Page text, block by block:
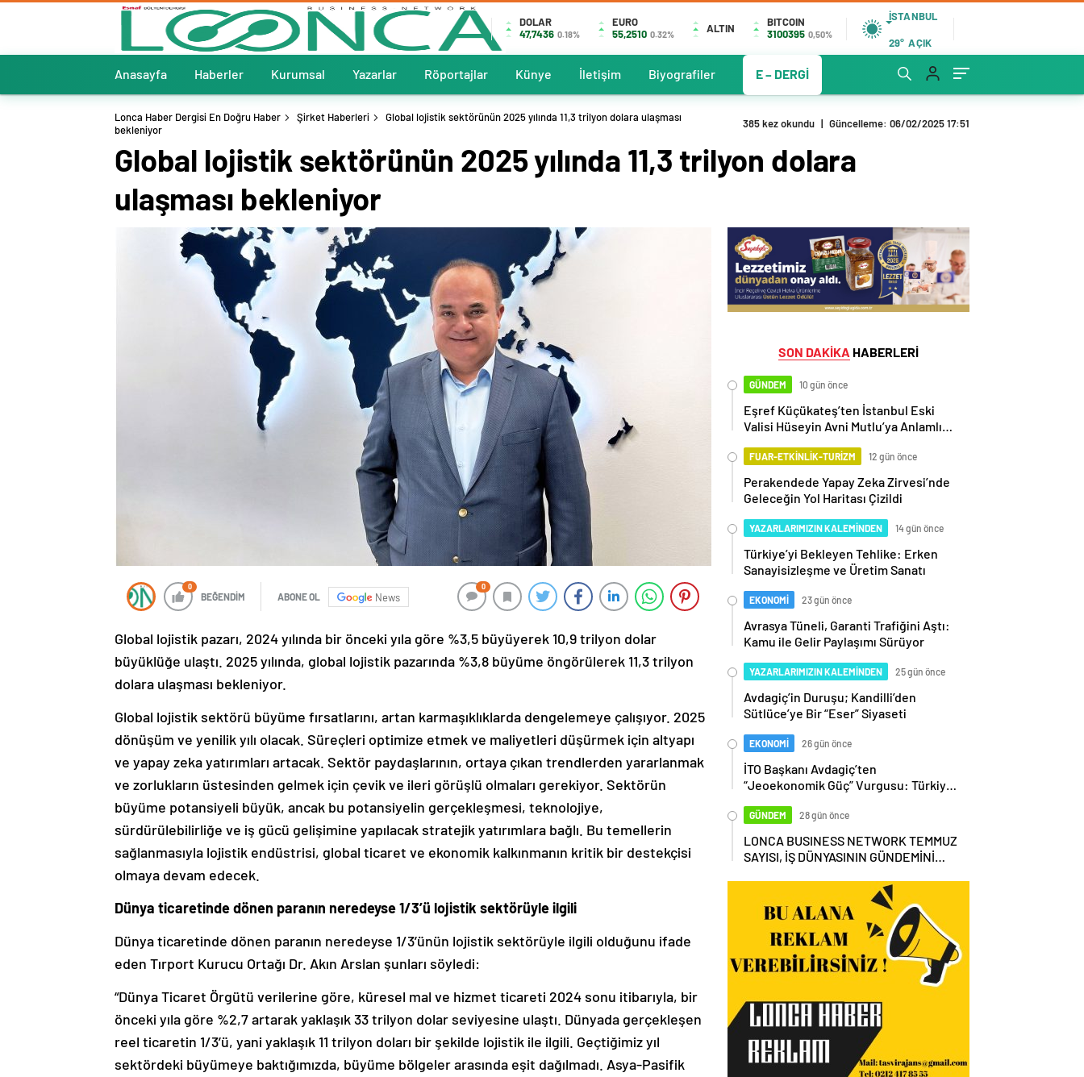
DOLAR
47,7436 0.18%
EURO
55,2510 0.32% ALTIN
BITCOIN
3100395 0,50%
İSTANBUL
29° AÇIK
Anasayfa Haberler Kurumsal Yazarlar Röportajlar Künye İletişim Biyografiler E – DERGİ
Lonca Haber Dergisi En Doğru Haber Şirket Haberleri
Global lojistik sektörünün 2025 yılında 11,3 trilyon dolara ulaşması
bekleniyor
385 kez okundu | Güncelleme: 06/02/2025 17:51
Global lojistik sektörünün 2025 yılında 11,3 trilyon dolara
ulaşması bekleniyor
0
BEĞENDİM ABONE OL News
0
Global lojistik pazarı, 2024 yılında bir önceki yıla göre %3,5 büyüyerek 10,9 trilyon dolar
büyüklüğe ulaştı. 2025 yılında, global lojistik pazarında %3,8 büyüme öngörülerek 11,3 trilyon
dolara ulaşması bekleniyor.
Global lojistik sektörü büyüme fırsatlarını, artan karmaşıklıklarda dengelemeye çalışıyor. 2025
dönüşüm ve yenilik yılı olacak. Süreçleri optimize etmek ve maliyetleri düşürmek için altyapı
ve yapay zeka yatırımları artacak. Sektör paydaşlarının, ortaya çıkan trendlerden yararlanmak
ve zorlukların üstesinden gelmek için çevik ve ileri görüşlü olmaları gerekiyor. Sektörün
büyüme potansiyeli büyük, ancak bu potansiyelin gerçekleşmesi, teknolojiye,
sürdürülebilirliğe ve iş gücü gelişimine yapılacak stratejik yatırımlara bağlı. Bu temellerin
sağlanmasıyla lojistik endüstrisi, global ticaret ve ekonomik kalkınmanın kritik bir destekçisi
olmaya devam edecek.
Dünya ticaretinde dönen paranın neredeyse 1/3’ü lojistik sektörüyle ilgili
Dünya ticaretinde dönen paranın neredeyse 1/3’ünün lojistik sektörüyle ilgili olduğunu ifade
eden Tırport Kurucu Ortağı Dr. Akın Arslan şunları söyledi:
“Dünya Ticaret Örgütü verilerine göre, küresel mal ve hizmet ticareti 2024 sonu itibarıyla, bir
önceki yıla göre %2,7 artarak yaklaşık 33 trilyon dolar seviyesine ulaştı. Dünyada gerçekleşen
reel ticaretin 1/3’ü, yani yaklaşık 11 trilyon doları bir şekilde lojistik ile ilgili. Geçtiğimiz yıl
sektördeki büyümeye baktığımızda, büyüme bölgeler arasında eşit dağılmadı. Asya-Pasifik
SON DAKİKA HABERLERİ
GÜNDEM 10 gün önce
Eşref Küçükateş’ten İstanbul Eski
Valisi Hüseyin Avni Mutlu’ya Anlamlı
FUAR-ETKİNLİK-TURİZM 12 gün önce
Perakendede Yapay Zeka Zirvesi’nde
Geleceğin Yol Haritası Çizildi
YAZARLARIMIZIN KALEMİNDEN 14 gün önce
Türkiye’yi Bekleyen Tehlike: Erken
Sanayisizleşme ve Üretim Sanatı
EKONOMİ 23 gün önce
Avrasya Tüneli, Garanti Trafiğini Aştı:
Kamu ile Gelir Paylaşımı Sürüyor
YAZARLARIMIZIN KALEMİNDEN 25 gün önce
Avdagiç’in Duruşu; Kandilli’den
Sütlüce’ye Bir “Eser” Siyaseti
EKONOMİ 26 gün önce
İTO Başkanı Avdagiç’ten
“Jeoekonomik Güç” Vurgusu: Türkiye,
Olmalı
GÜNDEM 28 gün önce
LONCA BUSINESS NETWORK TEMMUZ
SAYISI, İŞ DÜNYASININ GÜNDEMİNİ